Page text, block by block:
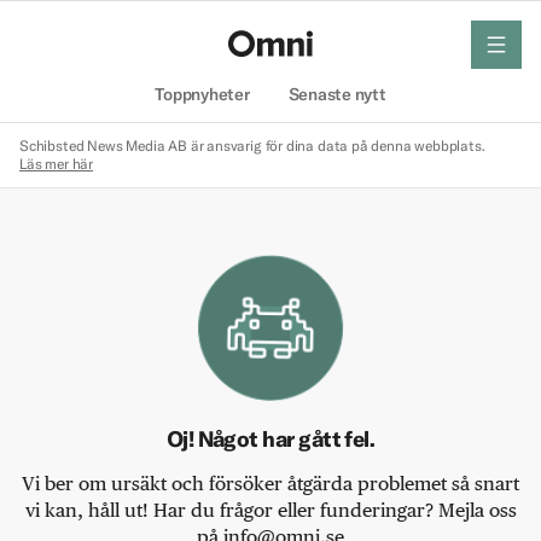
Toppnyheter Senaste nytt
meny
Schibsted News Media AB är ansvarig för dina data på denna webbplats.
Läs mer här
Oj! Något har gått fel.
Vi ber om ursäkt och försöker åtgärda problemet så snart
vi kan, håll ut! Har du frågor eller funderingar? Mejla oss